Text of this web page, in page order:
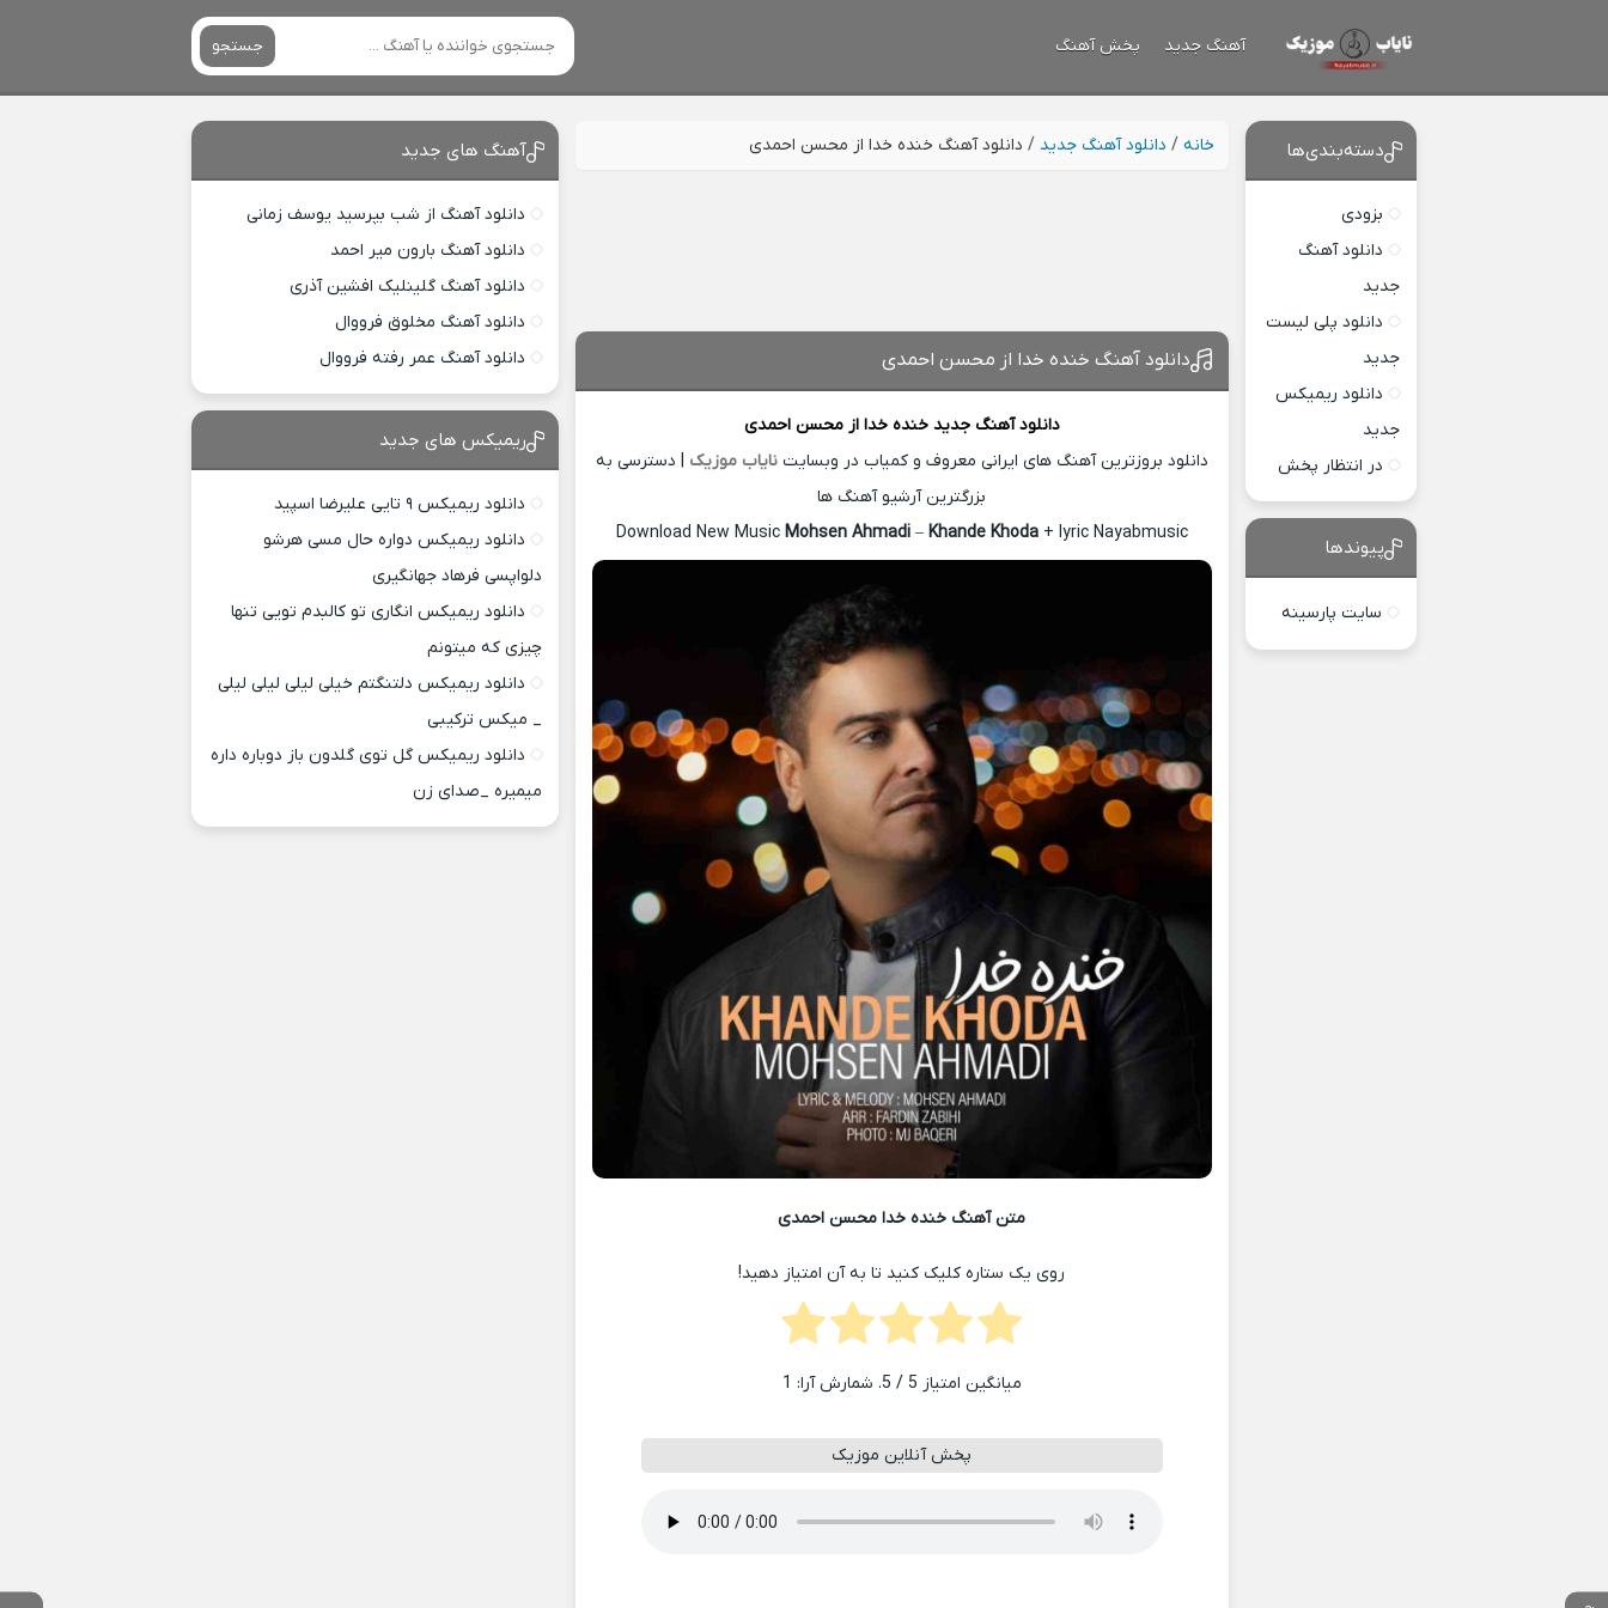
آهنگ جدید پخش آهنگ جستجو
خانه / دانلود آهنگ جدید / دانلود آهنگ خنده خدا از محسن احمدی
دانلود آهنگ خنده خدا از محسن احمدی
دانلود آهنگ جدید خنده خدا ازمحسن احمدی
دانلود بروزترین آهنگ های ایرانی معروف و کمیاب در وبسایتنایاب موزیک | دسترسی به
بزرگترین آرشیو آهنگ ها
Download New Music Mohsen Ahmadi– Khande Khoda+ lyric Nayabmusic
متن آهنگ خنده خدا محسن احمدی
روی یک ستاره کلیک کنید تا به آن امتیاز دهید!
میانگین امتیاز 5 / 5. شمارش آرا: 1
پخش آنلاین موزیک
دسته‌بندی‌ها
بزودی
دانلود آهنگ
جدید
دانلود پلی لیست
جدید
دانلود ریمیکس
جدید
در انتظار پخش
پیوندها
سایت پارسینه
آهنگ های جدید
دانلود آهنگ از شب بپرسید یوسف زمانی
دانلود آهنگ بارون میر احمد
دانلود آهنگ گلینلیک افشین آذری
دانلود آهنگ مخلوق فرووال
دانلود آهنگ عمر رفته فرووال
ریمیکس های جدید
دانلود ریمیکس ۹ تایی علیرضا اسپید
دانلود ریمیکس دواره حال مسی هرشو
دلواپسی فرهاد جهانگیری
دانلود ریمیکس انگاری تو کالبدم تویی تنها
چیزی که میتونم
دانلود ریمیکس دلتنگتم خیلی لیلی لیلی لیلی
_ میکس ترکیبی
دانلود ریمیکس گل توی گلدون باز دوباره داره
میمیره _صدای زن